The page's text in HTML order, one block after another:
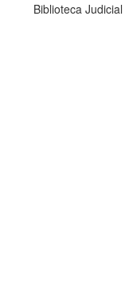
Biblioteca Judicial